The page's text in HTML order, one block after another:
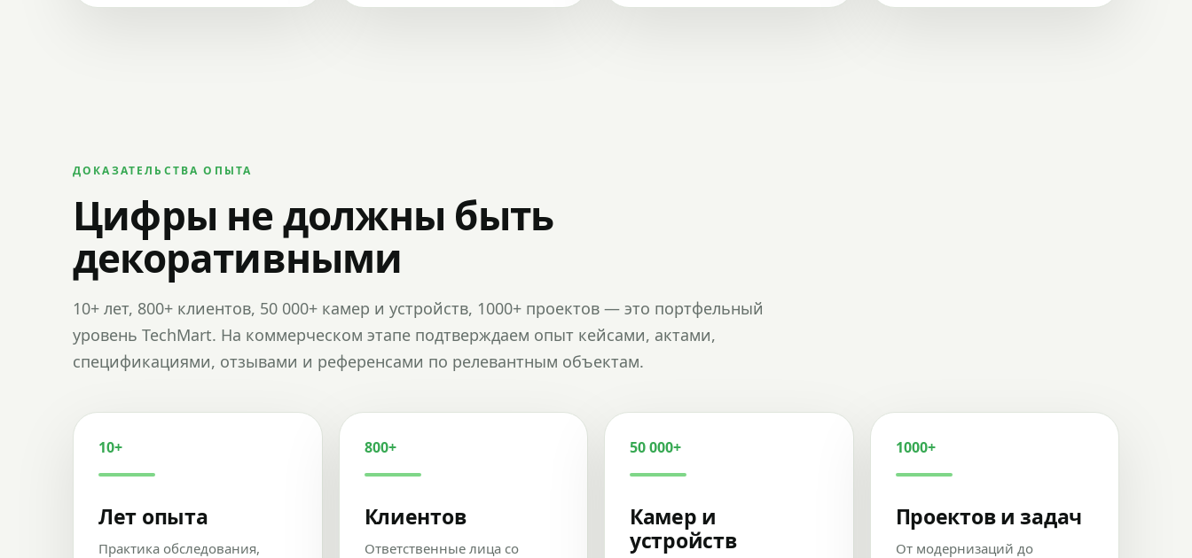
ДОКАЗАТЕЛЬСТВА ОПЫТА
Цифры не должны быть
декоративными
10+ лет, 800+ клиентов, 50 000+ камер и устройств, 1000+ проектов — это портфельный
уровень TechMart. На коммерческом этапе подтверждаем опыт кейсами, актами,
спецификациями, отзывами и референсами по релевантным объектам.
10+
Лет опыта
Практика обследования,
800+
Клиентов
Ответственные лица со
50 000+
Камер и
устройств
1000+
Проектов и задач
От модернизаций до